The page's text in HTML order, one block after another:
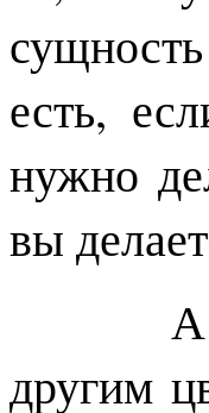
есть,
нужно
вы
А
другим